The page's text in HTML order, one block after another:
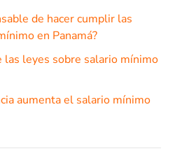
de hacer cumplir las
en Panamá?
leyes sobre salario mínimo
aumenta el salario mínimo